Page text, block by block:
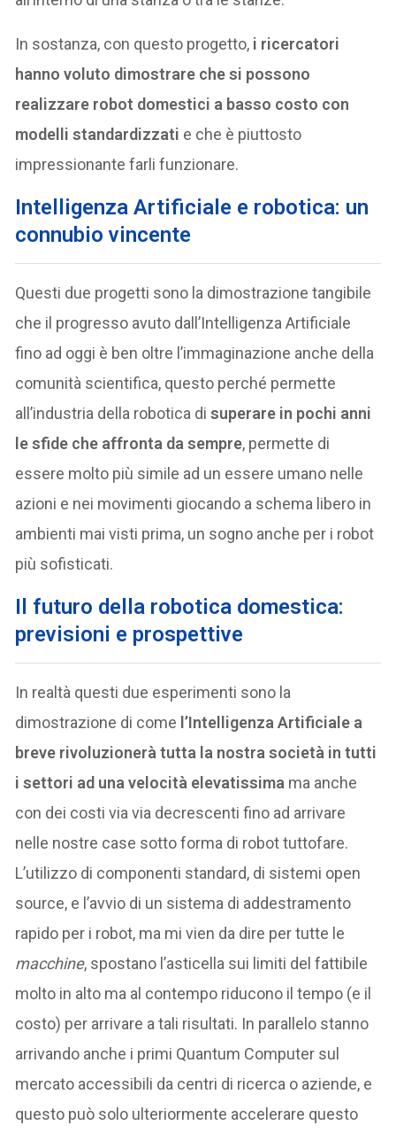
In sostanza, con questo progetto, i ricercatori
hanno voluto dimostrare che si possono
realizzare robot domestici a basso costo con
modelli standardizzati e che è piuttosto
impressionante farli funzionare.
Intelligenza Artificiale e robotica: un
connubio vincente
Questi due progetti sono la dimostrazione tangibile
che il progresso avuto dall’Intelligenza Artificiale
fino ad oggi è ben oltre l’immaginazione anche della
comunità scientifica, questo perché permette
all’industria della robotica disuperare in pochi anni
le sfide che affronta da sempre, permette di
essere molto più simile ad un essere umano nelle
azioni e nei movimenti giocando a schema libero in
ambienti mai visti prima, un sogno anche per i robot
più sofisticati.
Il futuro della robotica domestica:
previsioni e prospettive
In realtà questi due esperimenti sono la
dimostrazione di come l’Intelligenza Artificiale a
breve rivoluzionerà tutta la nostra società in tutti
i settori ad una velocità elevatissima ma anche
con dei costi via via decrescenti fino ad arrivare
nelle nostre case sotto forma di robot tuttofare.
L’utilizzo di componenti standard, di sistemi open
source, e l’avvio di un sistema di addestramento
rapido per i robot, ma mi vien da dire per tutte le
macchine, spostano l’asticella sui limiti del fattibile
molto in alto ma al contempo riducono il tempo (e il
costo) per arrivare a tali risultati. In parallelo stanno
arrivando anche i primi Quantum Computer sul
mercato accessibili da centri di ricerca o aziende, e
questo può solo ulteriormente accelerare questo